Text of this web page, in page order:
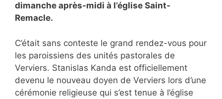
dimanche après-midi à l’église Saint-
Remacle.
C’était sans conteste le grand rendez-vous pour
les paroissiens des unités pastorales de
Verviers. Stanislas Kanda est officiellement
devenu le nouveau doyen de Verviers lors d’une
cérémonie religieuse qui s’est tenue à l’église